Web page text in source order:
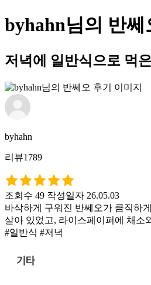
byhahn님의 반쎄
저녁에 일반식으로 먹
byhahn
리뷰1789
조회수 49 작성일자 26.05.03
바삭하게 구워진 반쎄오가 큼직하
살아 있었고, 라이스페이퍼에 채소
#일반식 #저녁